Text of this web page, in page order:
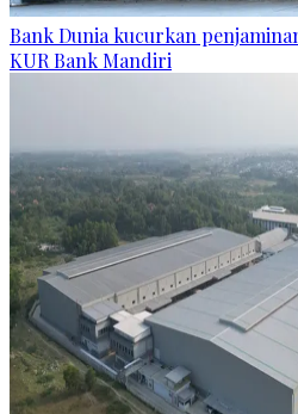
Bank Dunia kucurkan
KUR Bank Mandiri